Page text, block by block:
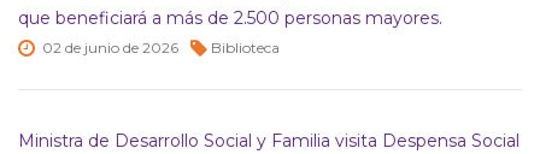
que beneficiará a más de 2.500 personas mayores.
02 de junio de 2026 Biblioteca
Ministra de Desarrollo Social y Familia visita Despensa Social